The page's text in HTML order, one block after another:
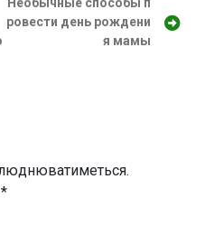
Необычные способы п
ровести день рождени
я мамы
*